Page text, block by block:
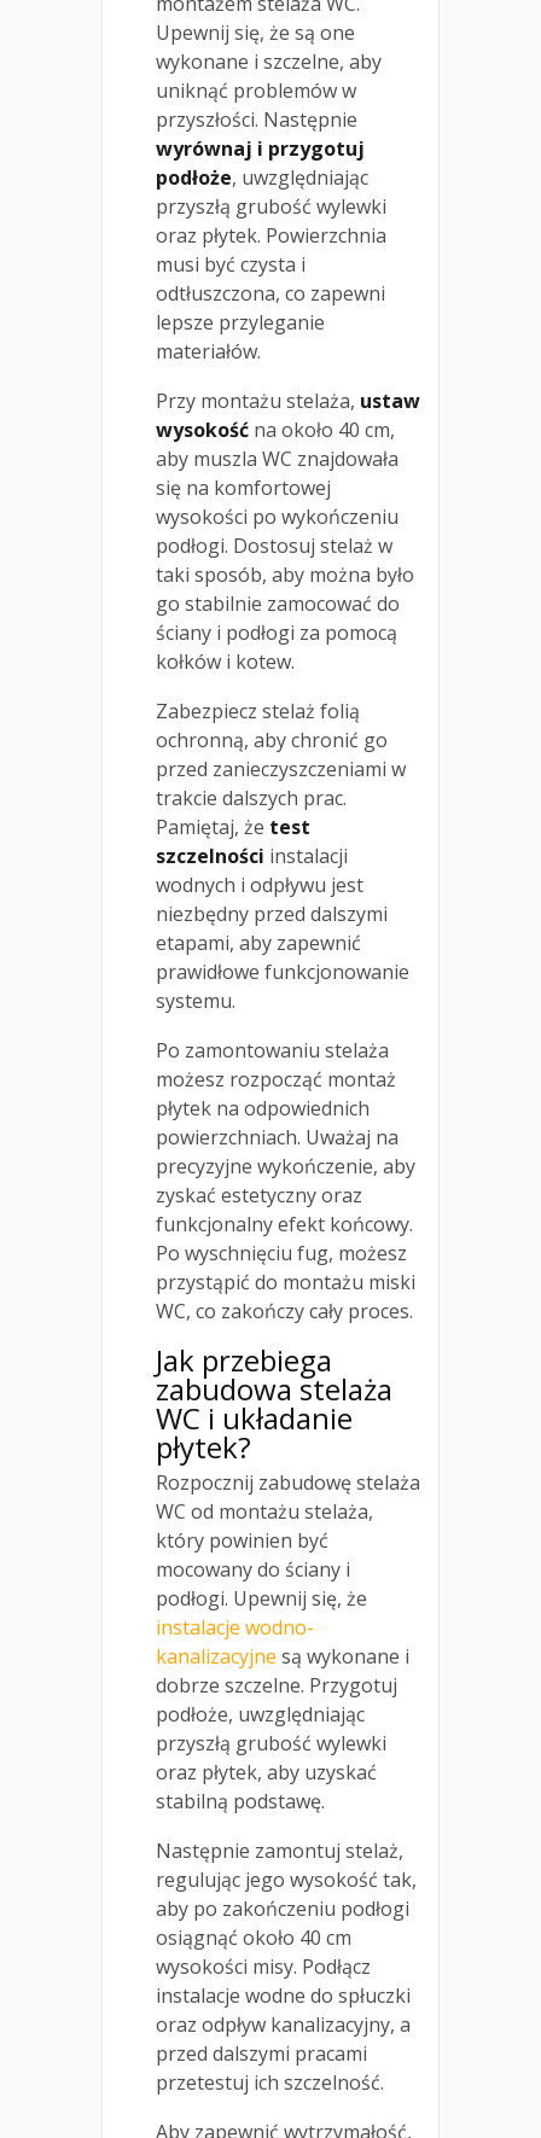
Upewnij się, że są one
wykonane i szczelne, aby
uniknąć problemów w
przyszłości. Następnie
wyrównaj i przygotuj
podłoże, uwzględniając
przyszłą grubość wylewki
oraz płytek. Powierzchnia
musi być czysta i
odtłuszczona, co zapewni
lepsze przyleganie
materiałów.
Przy montażu stelaża, ustaw
wysokość na około 40 cm,
aby muszla WC znajdowała
się na komfortowej
wysokości po wykończeniu
podłogi. Dostosuj stelaż w
taki sposób, aby można było
go stabilnie zamocować do
ściany i podłogi za pomocą
kołków i kotew.
Zabezpiecz stelaż folią
ochronną, aby chronić go
przed zanieczyszczeniami w
trakcie dalszych prac.
Pamiętaj, że test
szczelności instalacji
wodnych i odpływu jest
niezbędny przed dalszymi
etapami, aby zapewnić
prawidłowe funkcjonowanie
systemu.
Po zamontowaniu stelaża
możesz rozpocząć montaż
płytek na odpowiednich
powierzchniach. Uważaj na
precyzyjne wykończenie, aby
zyskać estetyczny oraz
funkcjonalny efekt końcowy.
Po wyschnięciu fug, możesz
przystąpić do montażu miski
WC, co zakończy cały proces.
Jak przebiega
zabudowa stelaża
WC i układanie
płytek?
Rozpocznij zabudowę stelaża
WC od montażu stelaża,
który powinien być
mocowany do ściany i
podłogi. Upewnij się, że
instalacje wodno-
kanalizacyjne są wykonane i
dobrze szczelne. Przygotuj
podłoże, uwzględniając
przyszłą grubość wylewki
oraz płytek, aby uzyskać
stabilną podstawę.
Następnie zamontuj stelaż,
regulując jego wysokość tak,
aby po zakończeniu podłogi
osiągnąć około 40 cm
wysokości misy. Podłącz
instalacje wodne do spłuczki
oraz odpływ kanalizacyjny, a
przed dalszymi pracami
przetestuj ich szczelność.
Aby zapewnić wytrzymałość,